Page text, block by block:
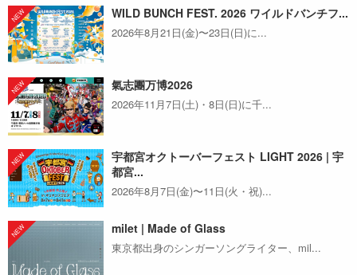
WILD BUNCH FEST. 2026 ワイルドバンチフ...
2026年8月21日(金)〜23日(日)に...
氣志團万博2026
2026年11月7日(土)・8日(日)に千...
宇都宮オクトーバーフェスト LIGHT 2026 | 宇
都宮...
2026年8月7日(金)〜11日(火・祝)...
milet | Made of Glass
東京都出身のシンガーソングライター、mil...